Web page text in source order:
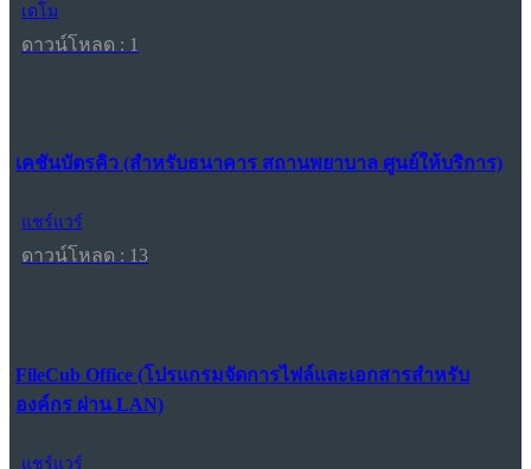
เดโม
ดาวน์โหลด : 1
เคชันบัตรคิว (สำหรับธนาคาร สถานพยาบาล ศูนย์ให้บริการ)
แชร์แวร์
ดาวน์โหลด : 13
FileCub Office (โปรแกรมจัดการไฟล์และเอกสารสำหรับ
องค์กร ผ่าน LAN)
แชร์แวร์